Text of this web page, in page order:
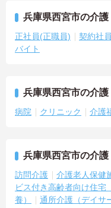
兵庫県西宮市の介
正社員(正職員) 契約社
バイト
兵庫県西宮市の介
病院 クリニック 介護
兵庫県西宮市の介
訪問介護 介護老人保健
ビス付き高齢者向け住宅
養）
通所介護（デイサ